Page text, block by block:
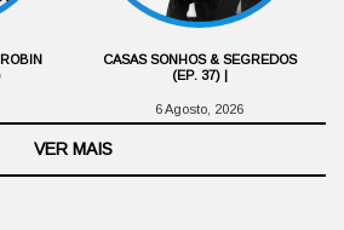
CASAS SONHOS & SEGREDOS
(EP. 37) |
6 Agosto, 2026
VER MAIS